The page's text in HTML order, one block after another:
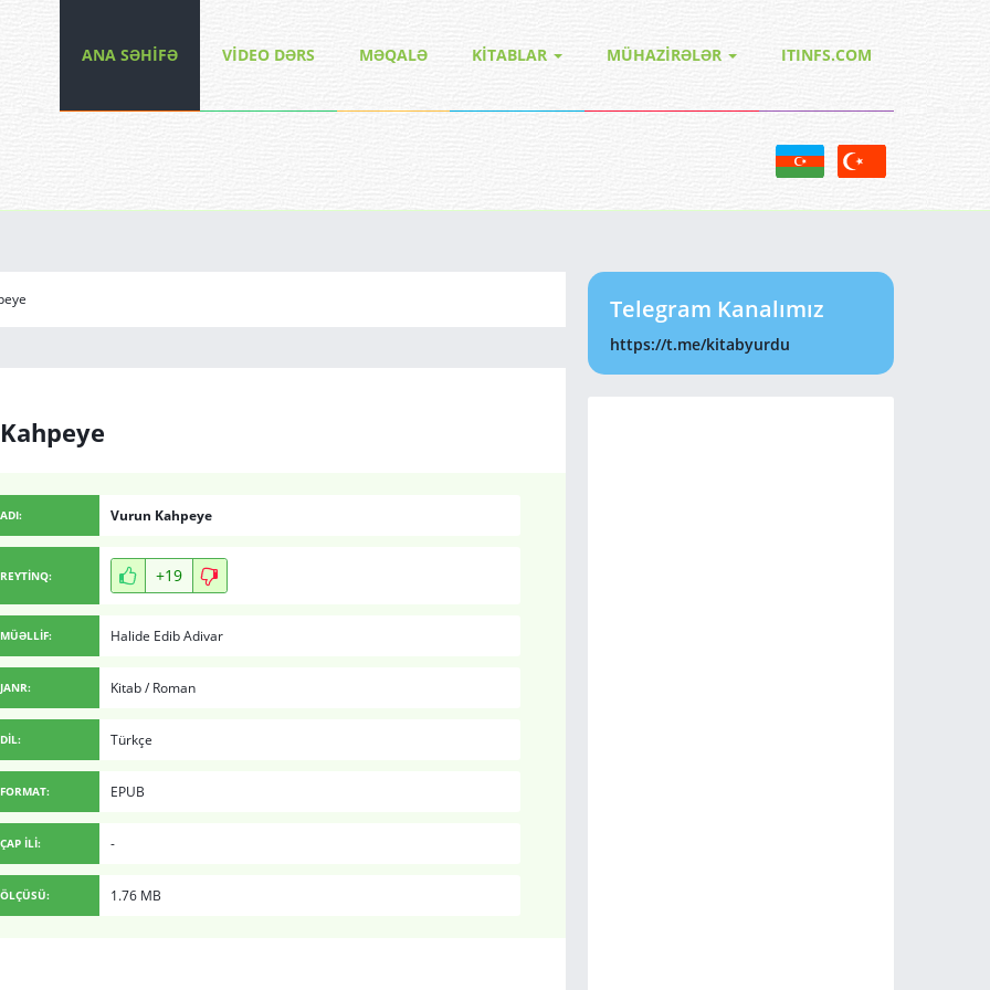
ANA SƏHİFƏ VİDEO DƏRS MƏQALƏ KİTABLAR MÜHAZİRƏLƏR ITINFS.COM
ADI: Vurun Kahpeye
REYTİNQ: +19
MÜƏLLİF: Halide Edib Adivar
JANR: Kitab/Roman
DİL: Türkçe
FORMAT: EPUB
ÇAP İLİ: -
ÖLÇÜSÜ: 1.76 MB
Telegram Kanalımız
https://t.me/kitabyurdu